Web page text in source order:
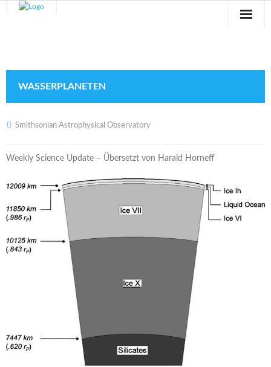
Veranstaltungen
Blog
Galerie
Kontakt
WASSERPLANETEN
Smithsonian Astrophysical Observatory
Weekly Science Update – Übersetzt von Harald Horneff